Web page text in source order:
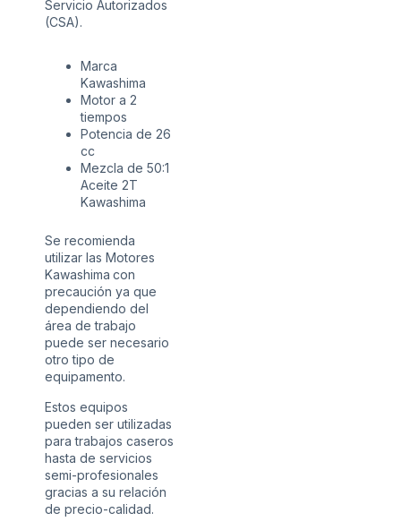
Servicio Autorizados
(CSA).
Marca
Kawashima
Motor a 2
tiempos
Potencia de 26
cc
Mezcla de 50:1
Aceite 2T
Kawashima
Se recomienda
utilizar las Motores
Kawashima con
precaución ya que
dependiendo del
área de trabajo
puede ser necesario
otro tipo de
equipamento.
Estos equipos
pueden ser utilizadas
para trabajos caseros
hasta de servicios
semi-profesionales
gracias a su relación
de precio-calidad.